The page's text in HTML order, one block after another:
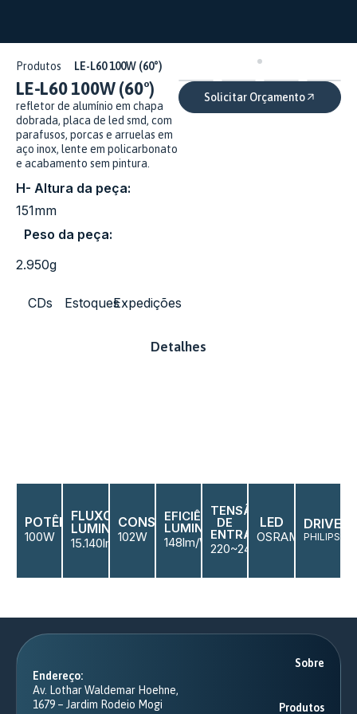
Produtos LE-L60 100W (60°)
LE-L60 100W (60°)
refletor de alumínio em chapa
dobrada, placa de led smd, com
parafusos, porcas e arruelas em
aço inox, lente em policarbonato
e acabamento sem pintura.
H- Altura da peça:
151mm
Peso da peça:
2.950g
CDs EstoquesExpedições
Solicitar Orçamento
Detalhes
POTÊNCIA
100W
FLUXO
LUMINOSO
15.140lm
CONSUMO
102W
EFICIÊNCIA
LUMINOSA
148lm/W
TENSÃO
DE
ENTRADA
220~240V
LED
OSRAM
DRIVERS
PHILIPS
Endereço:
Av. Lothar Waldemar Hoehne,
1679 – Jardim Rodeio Mogi
Sobre
Produtos